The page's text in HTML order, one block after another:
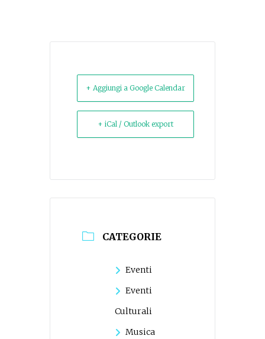
+ Aggiungi a Google Calendar
+ iCal / Outlook export
CATEGORIE
Eventi
Eventi
Culturali
Musica